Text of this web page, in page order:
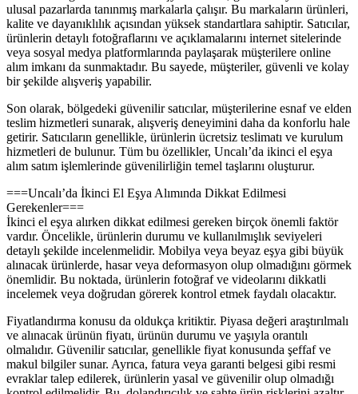
ulusal pazarlarda tanınmış markalarla çalışır. Bu markaların ürünleri,
kalite ve dayanıklılık açısından yüksek standartlara sahiptir. Satıcılar,
ürünlerin detaylı fotoğraflarını ve açıklamalarını internet sitelerinde
veya sosyal medya platformlarında paylaşarak müşterilere online
alım imkanı da sunmaktadır. Bu sayede, müşteriler, güvenli ve kolay
bir şekilde alışveriş yapabilir.
Son olarak, bölgedeki güvenilir satıcılar, müşterilerine esnaf ve elden
teslim hizmetleri sunarak, alışveriş deneyimini daha da konforlu hale
getirir. Satıcıların genellikle, ürünlerin ücretsiz teslimatı ve kurulum
hizmetleri de bulunur. Tüm bu özellikler, Uncalı’da ikinci el eşya
alım satım işlemlerinde güvenilirliğin temel taşlarını oluşturur.
===Uncalı’da İkinci El Eşya Alımında Dikkat Edilmesi
Gerekenler===
İkinci el eşya alırken dikkat edilmesi gereken birçok önemli faktör
vardır. Öncelikle, ürünlerin durumu ve kullanılmışlık seviyeleri
detaylı şekilde incelenmelidir. Mobilya veya beyaz eşya gibi büyük
alınacak ürünlerde, hasar veya deformasyon olup olmadığını görmek
önemlidir. Bu noktada, ürünlerin fotoğraf ve videolarını dikkatli
incelemek veya doğrudan görerek kontrol etmek faydalı olacaktır.
Fiyatlandırma konusu da oldukça kritiktir. Piyasa değeri araştırılmalı
ve alınacak ürünün fiyatı, ürünün durumu ve yaşıyla orantılı
olmalıdır. Güvenilir satıcılar, genellikle fiyat konusunda şeffaf ve
makul bilgiler sunar. Ayrıca, fatura veya garanti belgesi gibi resmi
evraklar talep edilerek, ürünlerin yasal ve güvenilir olup olmadığı